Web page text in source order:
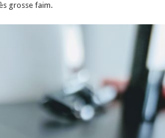
grosse faim.